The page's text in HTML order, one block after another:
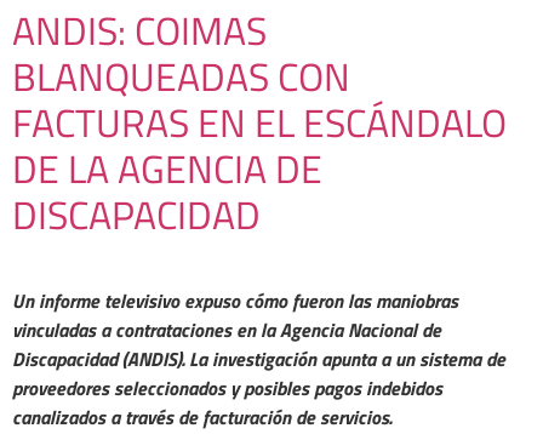
ANDIS: COIMAS
BLANQUEADAS CON
FACTURAS EN EL ESCÁNDALO
DE LA AGENCIA DE
DISCAPACIDAD
Un informe televisivo expuso cómo fueron las maniobras
vinculadas a contrataciones en la Agencia Nacional de
Discapacidad (ANDIS). La investigación apunta a un sistema de
proveedores seleccionados y posibles pagos indebidos
canalizados a través de facturación de servicios.